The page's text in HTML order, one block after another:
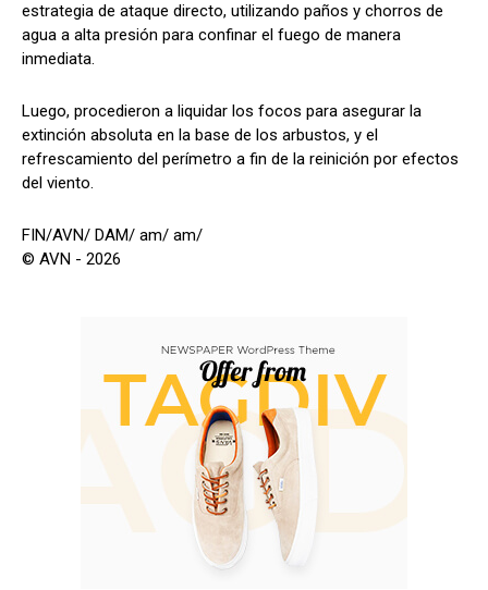
estrategia de ataque directo, utilizando paños y chorros de
agua a alta presión para confinar el fuego de manera
inmediata.
Luego, procedieron a liquidar los focos para asegurar la
extinción absoluta en la base de los arbustos, y el
refrescamiento del perímetro a fin de la reinición por efectos
del viento.
FIN/AVN/ DAM/ am/ am/
© AVN - 2026